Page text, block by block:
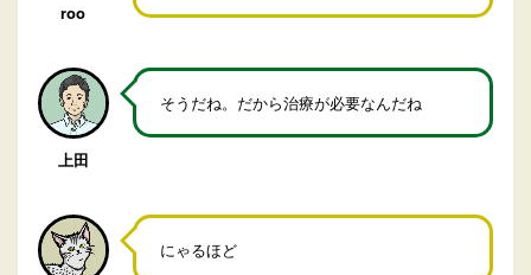
roo
上田
そうだね。だから治療が必要なんだね
にゃるほど